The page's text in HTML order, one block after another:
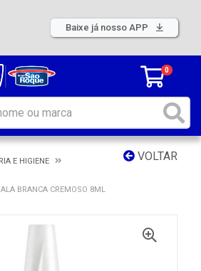
Baixe já nosso APP
0
VOLTAR
E HIGIENE
BRANCA CREMOSO 8ML